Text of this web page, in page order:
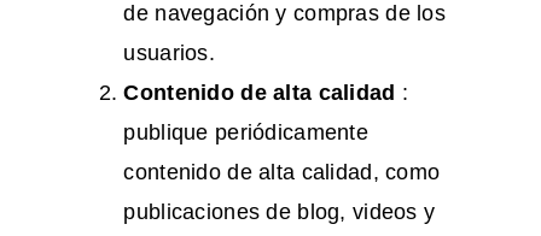
de navegación y compras de los
usuarios.
Contenido de alta calidad :
publique periódicamente
contenido de alta calidad, como
publicaciones de blog, videos y